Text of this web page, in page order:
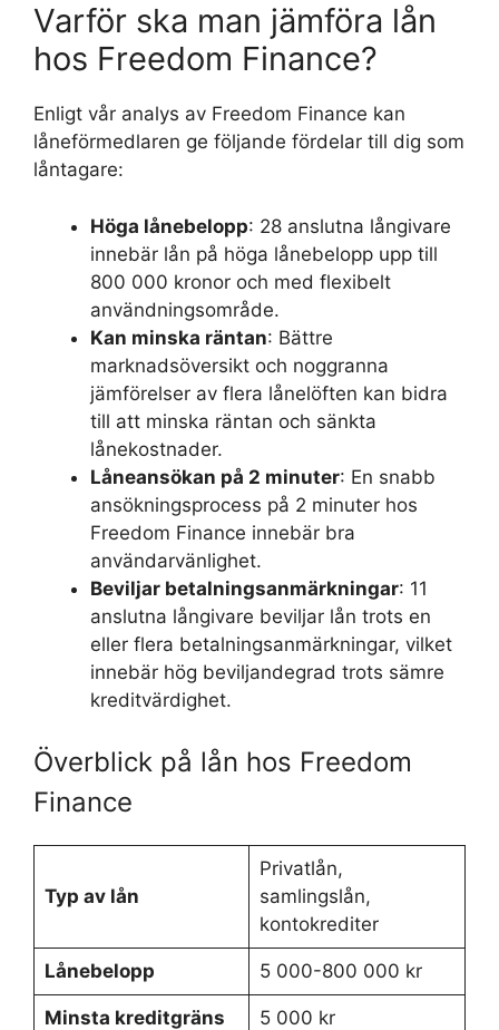
Varför ska man jämföra lån
hos Freedom Finance?
Enligt vår analys av Freedom Finance kan
låneförmedlaren ge följande fördelar till dig som
låntagare:
Höga lånebelopp: 28 anslutna långivare
innebär lån på höga lånebelopp upp till
800 000 kronor och med flexibelt
användningsområde.
Kan minska räntan: Bättre
marknadsöversikt och noggranna
jämförelser av flera lånelöften kan bidra
till att minska räntan och sänkta
lånekostnader.
Låneansökan på 2 minuter: En snabb
ansökningsprocess på 2 minuter hos
Freedom Finance innebär bra
användarvänlighet.
Beviljar betalningsanmärkningar: 11
anslutna långivare beviljar lån trots en
eller flera betalningsanmärkningar, vilket
innebär hög beviljandegrad trots sämre
kreditvärdighet.
Överblick på lån hos Freedom
Finance
Typ av lån
Privatlån,
samlingslån,
kontokrediter
Lånebelopp 5 000-800 000 kr
Minsta kreditgräns 5 000 kr